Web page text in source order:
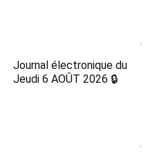
Journal électronique du
Jeudi 6 AOÛT 2026 🔒